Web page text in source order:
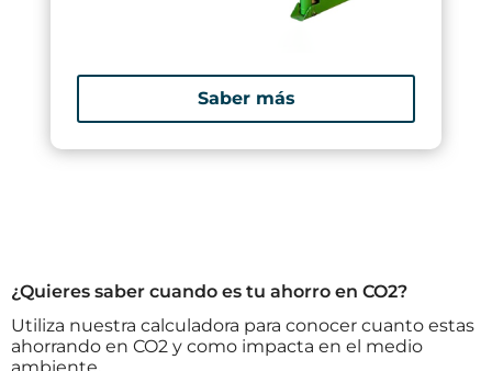
Saber más
¿Quieres saber cuando es tu ahorro en CO2?
Utiliza nuestra calculadora para conocer cuanto estas
ahorrando en CO2 y como impacta en el medio